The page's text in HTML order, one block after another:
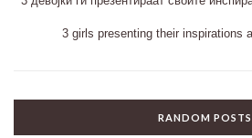
3 girls presenting their inspirations
RANDOM POSTS